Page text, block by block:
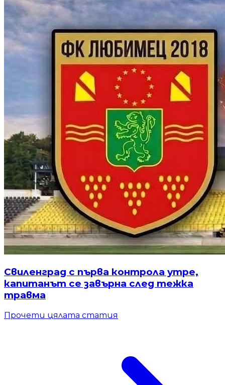
Свиленград с първа контрола утре,
капитанът се завърна след тежка
травма
Прочети цялата статия